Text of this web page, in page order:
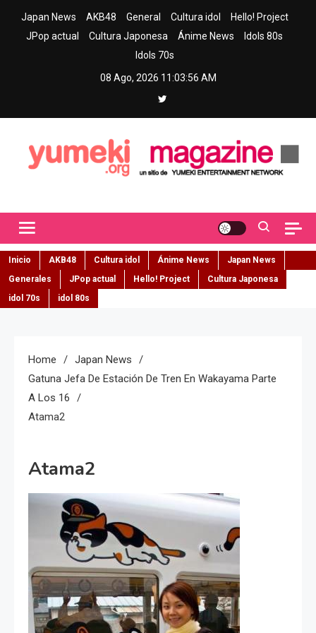
Japan News AKB48 General Cultura idol
Hello! Project
JPop actual
Cultura Japonesa Ánime News
Idols 80s
Idols 70s
08 Ago, 2026 11:03:57 AM
Inicio AKB48 Cultura idol Ánime News
Japan News
Generales
JPop actual Hello! Project
Cultura Japonesa
idol 70s
idol 80s
Home
Japan News
Gatuna Jefa De Estación De Tren En Wakayama Parte
A Los 16
Atama2
Atama2